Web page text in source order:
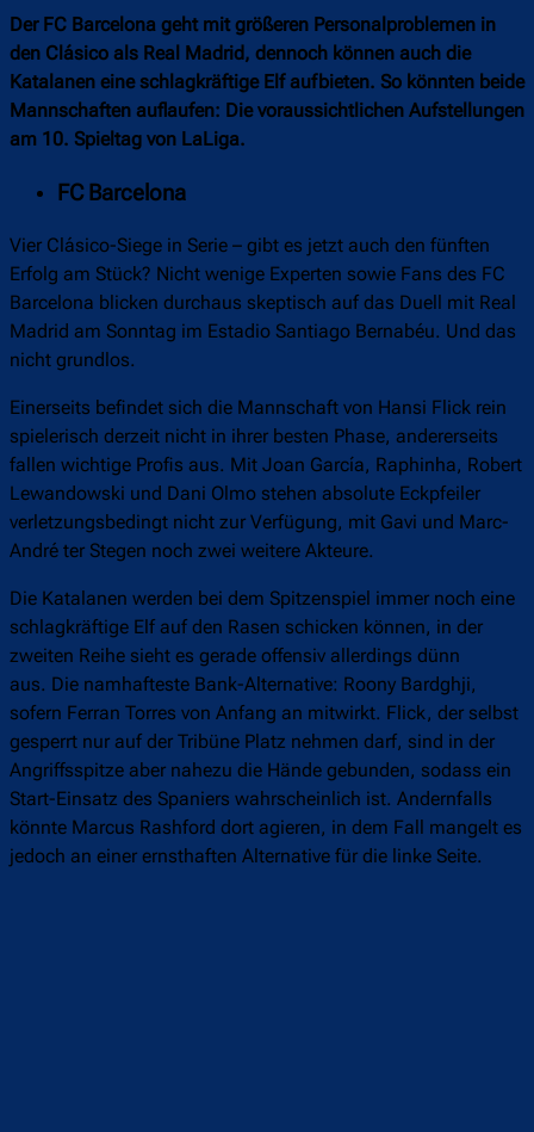
Der FC Barcelona geht mit größeren Personalproblemen in
den Clásico als Real Madrid, dennoch können auch die
Katalanen eine schlagkräftige Elf aufbieten. So könnten beide
Mannschaften auflaufen: Die voraussichtlichen Aufstellungen
am 10. Spieltag von LaLiga.
FC Barcelona
Vier Clásico-Siege in Serie – gibt es jetzt auch den fünften
Erfolg am Stück? Nicht wenige Experten sowie Fans des FC
Barcelona blicken durchaus skeptisch auf das Duell mit Real
Madrid am Sonntag im Estadio Santiago Bernabéu. Und das
nicht grundlos.
Einerseits befindet sich die Mannschaft von Hansi Flick rein
spielerisch derzeit nicht in ihrer besten Phase, andererseits
fallen wichtige Profis aus. Mit Joan García, Raphinha, Robert
Lewandowski und Dani Olmo stehen absolute Eckpfeiler
verletzungsbedingt nicht zur Verfügung, mit Gavi und Marc-
André ter Stegen noch zwei weitere Akteure.
Die Katalanen werden bei dem Spitzenspiel immer noch eine
schlagkräftige Elf auf den Rasen schicken können, in der
zweiten Reihe sieht es gerade offensiv allerdings dünn
aus. Die namhafteste Bank-Alternative: Roony Bardghji,
sofern Ferran Torres von Anfang an mitwirkt. Flick, der selbst
gesperrt nur auf der Tribüne Platz nehmen darf, sind in der
Angriffsspitze aber nahezu die Hände gebunden, sodass ein
Start-Einsatz des Spaniers wahrscheinlich ist. Andernfalls
könnte Marcus Rashford dort agieren, in dem Fall mangelt es
jedoch an einer ernsthaften Alternative für die linke Seite.